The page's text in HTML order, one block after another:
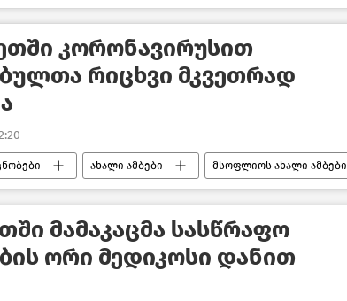
კორონავირუსით
რიცხვი მკვეთრად
ახალი ამბები მსოფლიოს ახალი ამბები
მამაკაცმა სასწრაფო
ორი მედიკოსი დანით